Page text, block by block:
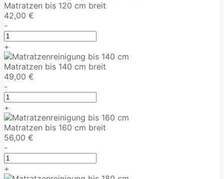
Matratzen bis 120 cm breit
42,00 €
-
+
Matratzen bis 140 cm breit
49,00 €
-
+
Matratzen bis 160 cm breit
56,00 €
-
+